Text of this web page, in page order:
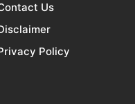
Us
Policy